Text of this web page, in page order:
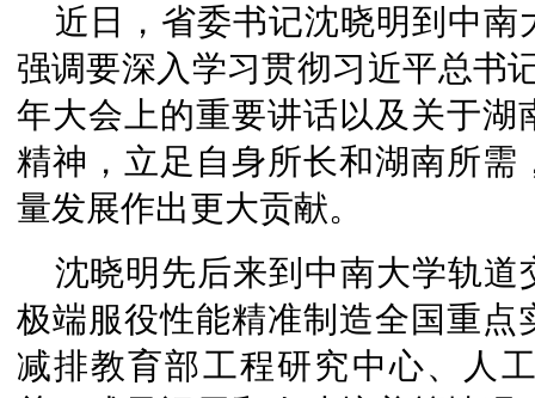
近日，省委书记沈晓明到中
强调要深入学习贯彻习近平总书
年大会上的重要讲话以及关于
精神，立足自身所长和湖南所
量发展作出更大贡献。
沈晓明先后来到中南大学轨
极端服役性能精准制造全国重
减排教育部工程研究中心、人